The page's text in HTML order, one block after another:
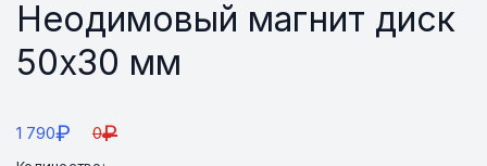
Неодимовый магнит диск
50х30 мм
1 790₽ 0₽